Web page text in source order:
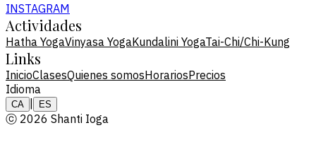
INSTAGRAM
Actividades
Hatha YogaVinyasa YogaKundalini YogaTai-Chi/Chi-Kung
Links
InicioClasesQuienes somosHorariosPrecios
Idioma
CA | ES
ⓒ 2026 Shanti Ioga